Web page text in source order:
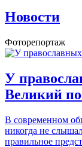
Новости
Фоторепортаж
У
Великий
В современном
никогда не
правильное